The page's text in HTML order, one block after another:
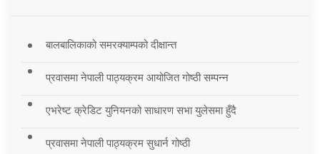
बालबालिकाको समरक्याम्पको दीक्षान्त
प्रवासमा नेपाली पाठ्यक्रम आयोजित गोष्ठी सम्पन्न
एभरेष्ट क्रेडिट युनियनको साधारण सभा युलेसमा हुँदै
प्रवासमा नेपाली पाठ्यक्रम सुधार्न गोष्ठी